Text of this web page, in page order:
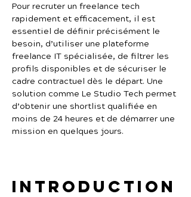
Pour recruter un freelance tech
rapidement et efficacement, il est
essentiel de définir précisément le
besoin, d’utiliser une plateforme
freelance IT spécialisée, de filtrer les
profils disponibles et de sécuriser le
cadre contractuel dès le départ. Une
solution comme Le Studio Tech permet
d’obtenir une shortlist qualifiée en
moins de 24 heures et de démarrer une
mission en quelques jours.
Introduction